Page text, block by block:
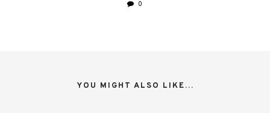
0
YOU MIGHT ALSO LIKE...